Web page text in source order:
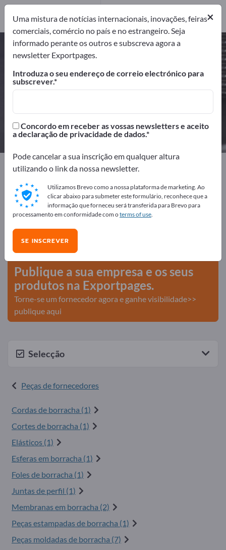
Peças de borracha – encontre
fabricantes e fornecedores
Exportadores Fabricantes
4
Distribuidores
Exportpages
Componentes & Peças
Anuncie gratuitamente na
Exportpages!
Necessidades – Ofertas – Produtos usados – Contactos
Publique a sua empresa e os seus
produtos na Exportpages.
Torne-se um fornecedor agora e ganhe visibilidade>>
publique aqui
Selecção
Peças de fornecedores
Cordas de borracha (1)
Cortes de borracha (1)
Elásticos (1)
Esferas em borracha (1)
Foles de borracha (1)
Juntas de perfil (1)
Membranas em borracha (2)
Peças estampadas de borracha (1)
Peças moldadas de borracha (7)
×
Uma mistura de notícias internacionais, inovações, feiras
comerciais, comércio no país e no estrangeiro. Seja
informado perante os outros e subscreva agora a
newsletter Exportpages.
Introduza o seu endereço de correio electrónico para
subscrever.
Concordo em receber as vossas newsletters e aceito
a declaração de privacidade de dados.
Pode cancelar a sua inscrição em qualquer altura
utilizando o link da nossa newsletter.
Utilizamos Brevo como a nossa plataforma de marketing. Ao
clicar abaixo para submeter este formulário, reconhece que a
informação que forneceu será transferida para Brevo para
processamento em conformidade com oterms of use.
SE INSCREVER